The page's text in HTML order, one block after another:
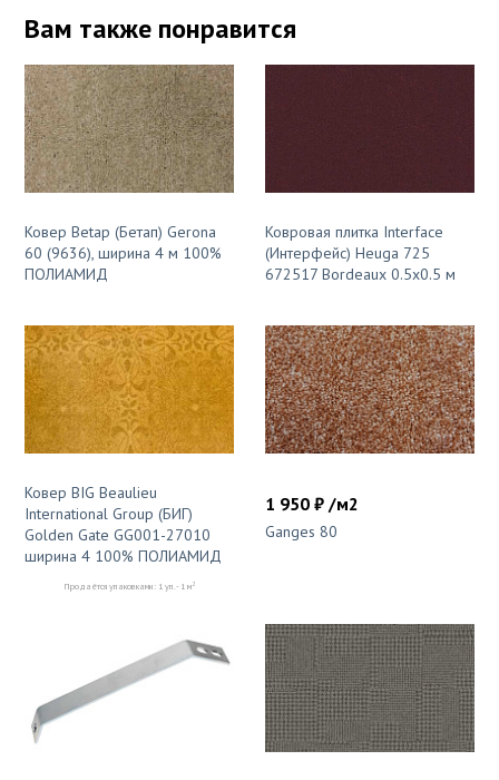
Вам также понравится
Ковер Betap (Бетап) Gerona
60 (9636), ширина 4 м 100%
ПОЛИАМИД
Ковровая плитка Interface
(Интерфейс) Heuga 725
672517 Bordeaux 0.5x0.5 м
Ковер BIG Beaulieu
International Group (БИГ)
Golden Gate GG001-27010
ширина 4 100% ПОЛИАМИД
Продаётся упаковками: 1 уп. - 1 м2
1 950 ₽ /м2
Ganges 80